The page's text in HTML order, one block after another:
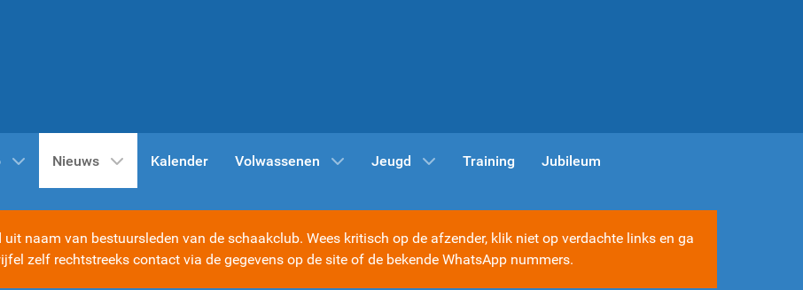
Nieuws Kalender Volwassenen Jeugd Training Jubileum
naam van bestuursleden van de schaakclub. Wees kritisch op de afzender, klik niet op verdachte links en ga
zelf rechtstreeks contact via de gegevens op de site of de bekende WhatsApp nummers.